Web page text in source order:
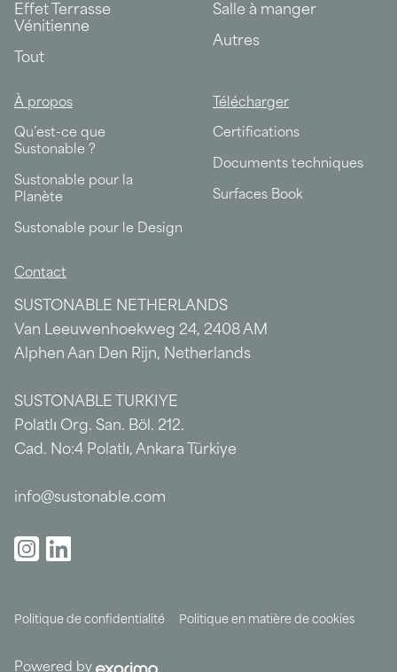
Effet Terrasse
Vénitienne
Tout
Salle à manger
Autres
À propos
Qu’est-ce que
Sustonable ?
Sustonable pour la
Planète
Sustonable pour le Design
Télécharger
Certifications
Documents techniques
Surfaces Book
Contact
SUSTONABLE NETHERLANDS
Van Leeuwenhoekweg 24, 2408 AM
Alphen Aan Den Rijn, Netherlands
SUSTONABLE TURKIYE
Polatlı Org. San. Böl. 212.
Cad. No:4 Polatlı, Ankara Türkiye
info@sustonable.com
Politique de confidentialité Politique en matière de cookies
Powered by